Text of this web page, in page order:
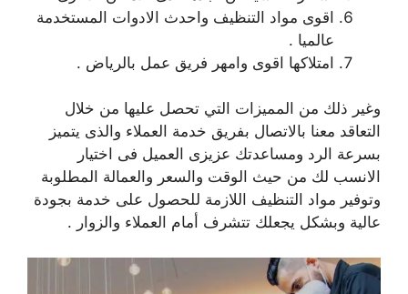
اقوى مواد التنظيف واحدث الادوات المستخدمة
عالميا .
امتلاكها اقوى وامهر فريق عمل بالرياض .
وغير ذلك من المميزات التي تحصل عليها من خلال
التعاقد معنا بالاتصال بفريق خدمة العملاء والذى يتميز
بسرعة الرد ومساعدتك عزيزى العميل فى اختيار
الانسب لك من حيث الوقت والسعر والعمالة المطلوبة
وتوفير مواد التنظيف اللازمة للحصول على خدمة بجودة
عالية وبشكل يجعلك تتشرف أمام العملاء والزوار .